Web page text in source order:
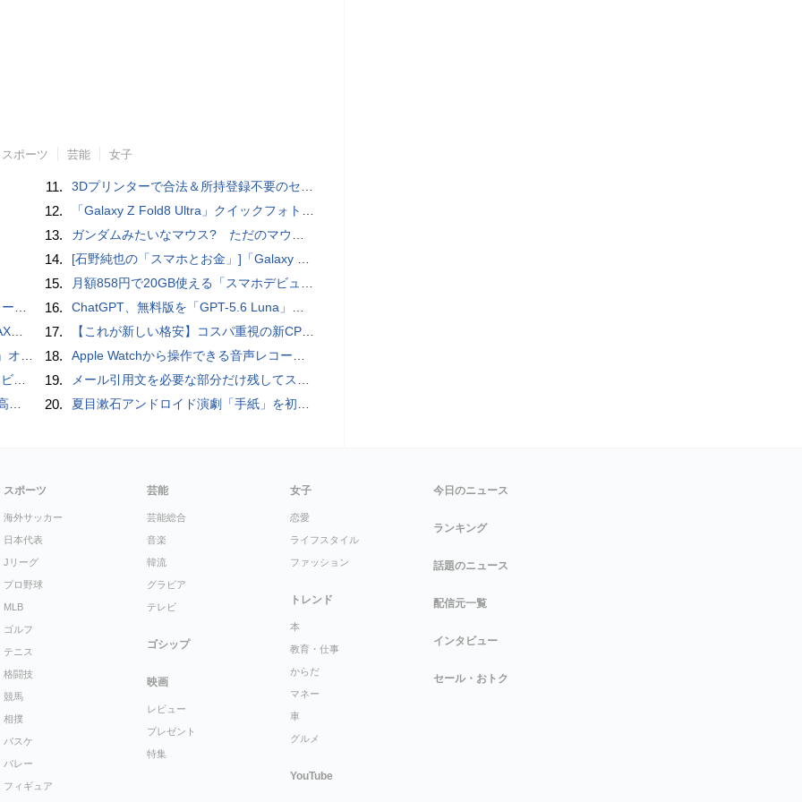
スポーツ 芸能 女子
」
説
ー通信］
11. 3Dプリンターで合法＆所持登録不要のセミオートマチック銃を自作、発砲試験にも成功した猛者が登場
12. 「Galaxy Z Fold8 Ultra」クイックフォトレビュー
13. ガンダムみたいなマウス? ただのマウスとは違うのだよ1944通りの形状に変更できる驚異のマウス
14. [石野純也の「スマホとお金」]「Galaxy Z Fold7／Flip7」発表、注目したいソフトバンクの価格攻勢
15. 月額858円で20GB使える「スマホデビュープラン U15」ドコモが提供、ahamoも割引になる親子割も
16. ChatGPT、無料版を「GPT-5.6 Luna」に刷新、チャット無制限に 有料版のSolも精度向上
17. 【これが新しい格安】コスパ重視の新CPUを搭載した「 Beelink EQi Wildcat Lake Core 3 304」をレビューします。なんと10G LANも搭載していますよ
18. ​Apple Watchから操作できる音声レコーダMeta Recorder、録音レベル調整も対応
19. メール引用文を必要な部分だけ残してスッキリ返信するiPhoneメールの便利技：iPhone Tips
20. 夏目漱石アンドロイド演劇「手紙」を初上演！平田オリザ氏の作・演出、二松学舎大学で
スポーツ
海外サッカー
日本代表
Jリーグ
プロ野球
MLB
ゴルフ
テニス
格闘技
競馬
相撲
バスケ
バレー
フィギュア
芸能
芸能総合
音楽
韓流
グラビア
テレビ
ゴシップ
映画
レビュー
プレゼント
特集
女子
恋愛
ライフスタイル
ファッション
トレンド
本
教育・仕事
からだ
マネー
車
グルメ
YouTube
今日のニュース
ランキング
話題のニュース
配信元一覧
インタビュー
セール・おトク